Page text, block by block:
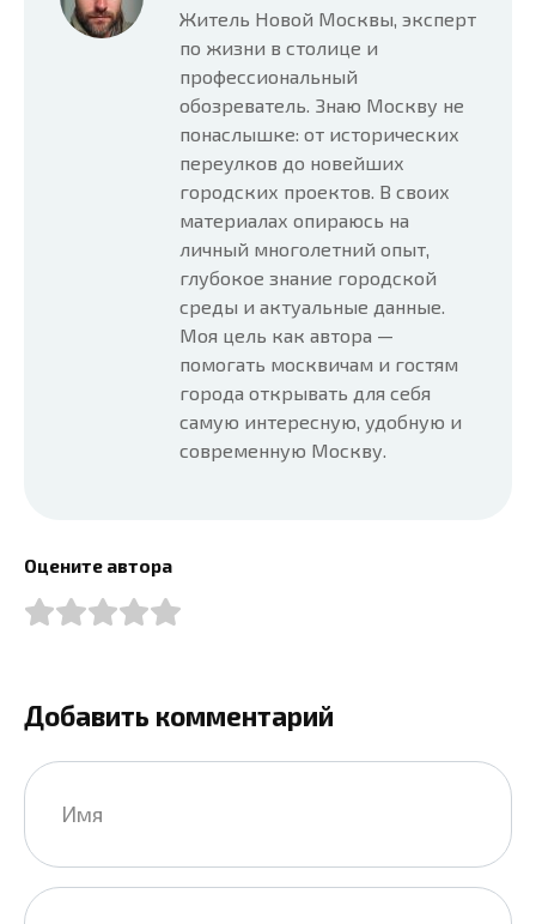
Житель Новой Москвы, эксперт
по жизни в столице и
профессиональный
обозреватель. Знаю Москву не
понаслышке: от исторических
переулков до новейших
городских проектов. В своих
материалах опираюсь на
личный многолетний опыт,
глубокое знание городской
среды и актуальные данные.
Моя цель как автора —
помогать москвичам и гостям
города открывать для себя
самую интересную, удобную и
современную Москву.
Оцените автора
Добавить комментарий
Имя
Email